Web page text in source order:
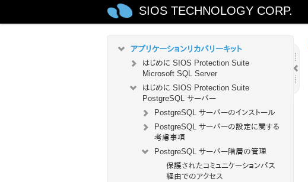
SIOS TECHNOLOGY CORP.
SIOS Protection Suite for Windows
テクニカルドキュメンテーション
アプリケーションリカバリーキット
はじめに SIOS Protection Suite
Microsoft SQL Server
はじめに SIOS Protection Suite
PostgreSQL サーバー
PostgreSQL サーバーのインストール
PostgreSQL サーバーの設定に関する
考慮事項
PostgreSQL サーバー階層の管理
保護されたコミュニケーションパス
経由でのアクセス